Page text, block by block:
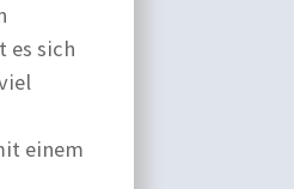
es sich
einem